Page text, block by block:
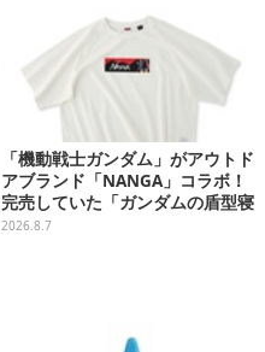
「機動戦士ガンダム」がアウトド
アブランド「NANGA」コラボ！
完売していた「ガンダムの盾型寝
袋」も2次受注開始
2026.8.7